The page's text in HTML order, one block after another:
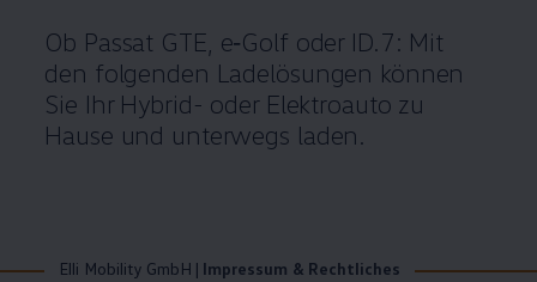
Ob Passat GTE e‑Golf oder ID.7: Mit
den folgenden Ladelösungen können
Sie Ihr Hybrid- oder Elektroauto zu
Hause und unterwegs laden.
Elli Mobility GmbH | Impressum & Rechtliches